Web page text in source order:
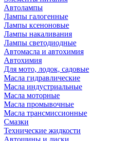
Автолампы
Лампы галогенные
Лампы ксеноновые
Лампы накаливания
Лампы светодиодные
Автомасла и автохимия
Автохимия
Для мото, лодок, садовые
Масла гидравлические
Масла индустриальные
Масла моторные
Масла промывочные
Масла трансмиссионные
Смазки
Технические жидкости
Автошины и диски